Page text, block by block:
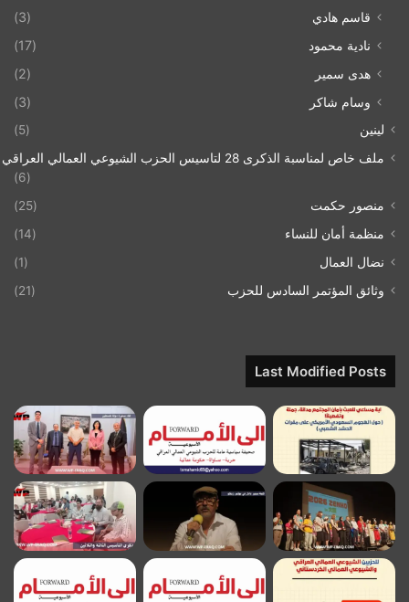
قاسم هادي
(3)
نادية محمود
(17)
هدى سمير
(2)
وسام شاكر
(3)
لينين
(5)
ملف خاص لمناسبة الذكرى 28 لتاسيس الحزب الشيوعي العمالي العراقي 1993/07/21
(6)
منصور حكمت
(25)
منظمة أمان للنساء
(14)
نضال العمال
(1)
وثائق المؤتمر السادس للحزب
(21)
Last Modified Posts